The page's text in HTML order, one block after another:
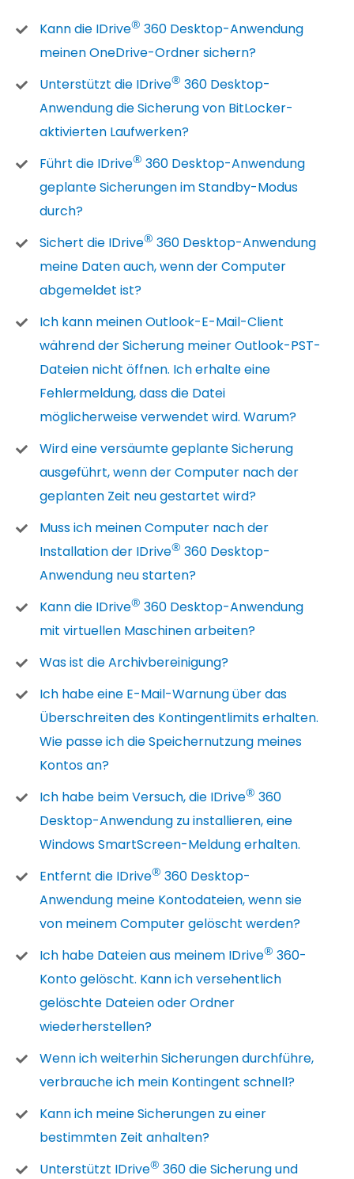
Kann die IDrive® 360 Desktop-Anwendung
meinen OneDrive-Ordner sichern?
Unterstützt die IDrive® 360 Desktop-
Anwendung die Sicherung von BitLocker-
aktivierten Laufwerken?
Führt die IDrive® 360 Desktop-Anwendung
geplante Sicherungen im Standby-Modus
durch?
Sichert die IDrive® 360 Desktop-Anwendung
meine Daten auch, wenn der Computer
abgemeldet ist?
Ich kann meinen Outlook-E-Mail-Client
während der Sicherung meiner Outlook-PST-
Dateien nicht öffnen. Ich erhalte eine
Fehlermeldung, dass die Datei
möglicherweise verwendet wird. Warum?
Wird eine versäumte geplante Sicherung
ausgeführt, wenn der Computer nach der
geplanten Zeit neu gestartet wird?
Muss ich meinen Computer nach der
Installation der IDrive® 360 Desktop-
Anwendung neu starten?
Kann die IDrive® 360 Desktop-Anwendung
mit virtuellen Maschinen arbeiten?
Was ist die Archivbereinigung?
Ich habe eine E-Mail-Warnung über das
Überschreiten des Kontingentlimits erhalten.
Wie passe ich die Speichernutzung meines
Kontos an?
Ich habe beim Versuch, die IDrive® 360
Desktop-Anwendung zu installieren, eine
Windows SmartScreen-Meldung erhalten.
Entfernt die IDrive® 360 Desktop-
Anwendung meine Kontodateien, wenn sie
von meinem Computer gelöscht werden?
Ich habe Dateien aus meinem IDrive® 360-
Konto gelöscht. Kann ich versehentlich
gelöschte Dateien oder Ordner
wiederherstellen?
Wenn ich weiterhin Sicherungen durchführe,
verbrauche ich mein Kontingent schnell?
Kann ich meine Sicherungen zu einer
bestimmten Zeit anhalten?
Unterstützt IDrive® 360 die Sicherung und